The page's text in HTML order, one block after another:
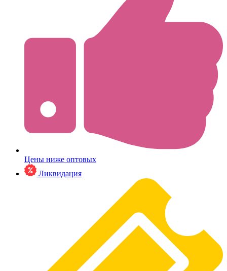
Цены ниже оптовых
Ликвидация